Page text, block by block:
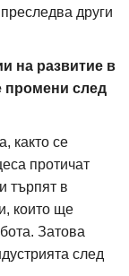
други
на развитие в
промени след
както се
протичат
търпят в
които ще
Затова
след